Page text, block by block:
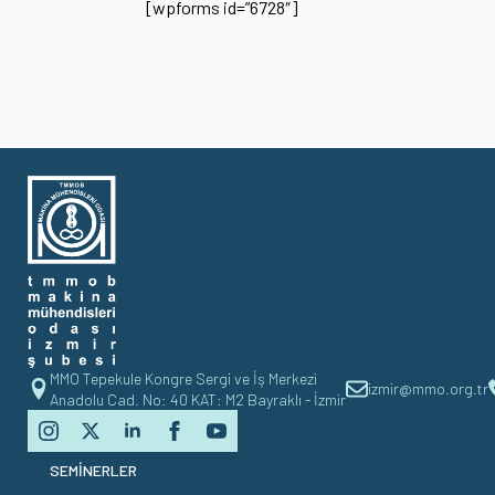
[wpforms id=”6728″]
MMO Tepekule Kongre Sergi ve İş Merkezi
Anadolu Cad. No: 40 KAT: M2 Bayraklı - İzmir
izmir@mmo.org.tr
SEMİNERLER